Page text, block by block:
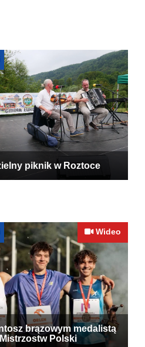
piknik w Roztoce
Wideo
brązowym medalistą
Mistrzostw Polski